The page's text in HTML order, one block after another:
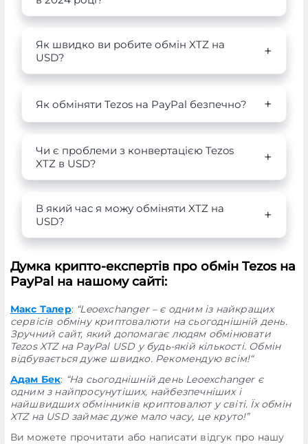
Як швидко ви робите обмін XTZ на
USD?
Як обміняти Tezos на PayPal безпечно?
Чи є проблеми з конвертацією Tezos
XTZ в USD?
В який час я можу обміняти XTZ на
USD?
Думка крипто-експертів про обмін Tezos на
PayPal на нашому сайті:
Макс Талер: “Leoexchanger – є одним із найкращих
сервісів обміну криптовалюти на сьогоднішній день.
Зручний сайт, який допомагає людям обмінювати
Tezos XTZ на PayPal USD у будь-якій кількості. Обмін
відбувається дуже швидко. Рекомендую всім!“
Адам Бек: “На сьогоднішній день Leoexchanger є
одним з найпросунутіших, найбезпечніших і
найшвидших обмінників криптовалют у світі. Їх обмін
XTZ на USD займає дуже мало часу, це круто!”
Ви можете прочитати або написати відгук про нашу